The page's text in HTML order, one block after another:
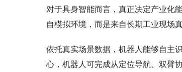
对于具身智能而言，真正决定产业化
自模拟环境，而是来自长期工业现场
依托真实场景数据，机器人能够自主
心，机器人可完成从定位导航、双臂